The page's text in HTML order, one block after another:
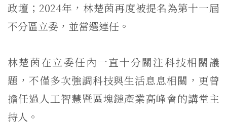
政壇；2024年，林楚茵再度被提名為第十一屆
不分區立委，並當選連任。
林楚茵在立委任內一直十分關注科技相關議
題，不僅多次強調科技與生活息息相關，更曾
擔任過人工智慧暨區塊鏈產業高峰會的講堂主
持人。